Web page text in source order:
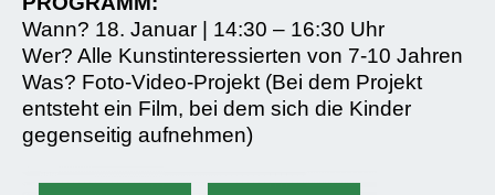
Wann? 18. Januar | 14:30 – 16:30 Uhr
Wer? Alle Kunstinteressierten von 7-10 Jahren
Was? Foto-Video-Projekt (Bei dem Projekt
entsteht ein Film, bei dem sich die Kinder
gegenseitig aufnehmen)